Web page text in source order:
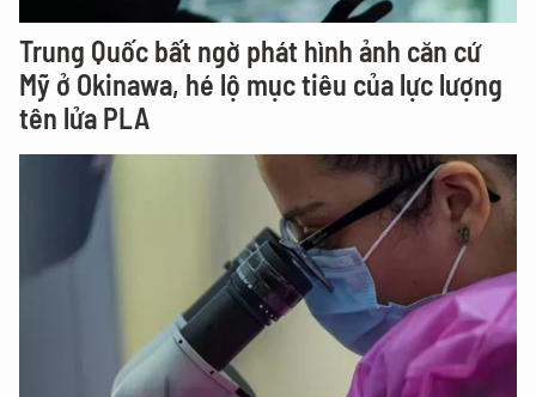
Trung Quốc bất ngờ phát hình ảnh căn cứ
Mỹ ở Okinawa, hé lộ mục tiêu của lực lượng
tên lửa PLA